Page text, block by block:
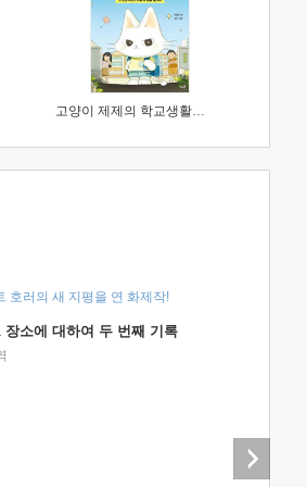
고양이 제제의 학교생활 1 : 초등학생이 이렇게 힘들 줄이야
호러의 새 지평을 연 화제작!
장소에 대하여 두 번째 기록